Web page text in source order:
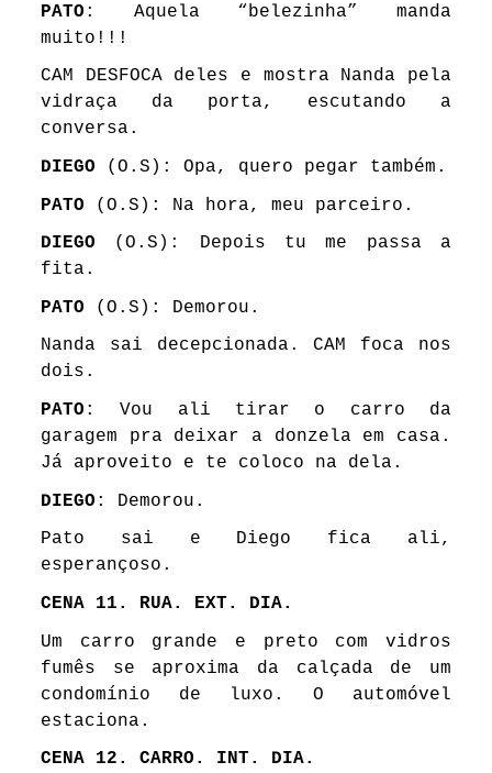
PATO : Aquela “belezinha” manda
muito!!!
CAM DESFOCA deles e mostra Nanda pela
vidraça da porta, escutando a
conversa.
DIEGO (O.S): Opa, quero pegar também.
PATO (O.S): Na hora, meu parceiro.
DIEGO (O.S): Depois tu me passa a
fita.
PATO (O.S): Demorou.
Nanda sai decepcionada. CAM foca nos
dois.
PATO : Vou ali tirar o carro da
garagem pra deixar a donzela em casa.
Já aproveito e te coloco na dela.
DIEGO : Demorou.
Pato sai e Diego fica ali,
esperançoso.
CENA 11. RUA. EXT. DIA.
Um carro grande e preto com vidros
fumês se aproxima da calçada de um
condomínio de luxo. O automóvel
estaciona.
CENA 12. CARRO. INT. DIA.